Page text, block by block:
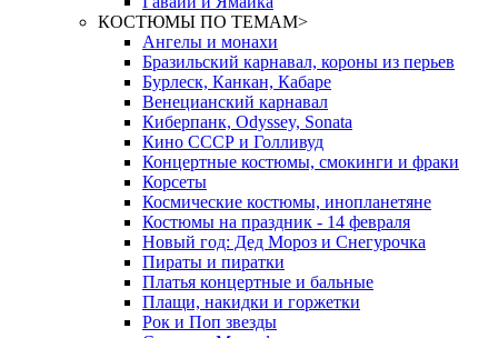
КОСТЮМЫ ПО ТЕМАМ>
Ангелы и монахи
Бразильский карнавал, короны из перьев
Бурлеск, Канкан, Кабаре
Венецианский карнавал
Киберпанк, Odyssey, Sonata
Кино СССР и Голливуд
Концертные костюмы, смокинги и фраки
Корсеты
Космические костюмы, инопланетяне
Костюмы на праздник - 14 февраля
Новый год: Дед Мороз и Снегурочка
Пираты и пиратки
Платья концертные и бальные
Плащи, накидки и горжетки
Рок и Поп звезды